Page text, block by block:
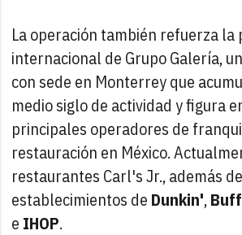
La operación también refuerza la
internacional de Grupo Galería,
con sede en Monterrey que
medio siglo de actividad y figura
principales operadores de
restauración en México.
restaurantes Carl's Jr., además de
establecimientos de Dunkin',
e IHOP.